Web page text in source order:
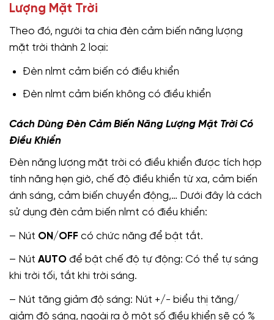
Lượng Mặt Trời
Theo đó, người ta chia đèn cảm biến năng lượng
mặt trời thành 2 loại:
Đèn nlmt cảm biến có điều khiển
Đèn nlmt cảm biến không có điều khiển
Cách Dùng Đèn Cảm Biến Năng Lượng Mặt Trời Có
Điều Khiển
Đèn năng lượng mặt trời có điều khiển được tích hợp
tính năng hẹn giờ, chế độ điều khiển từ xa, cảm biến
ánh sáng, cảm biến chuyển động,… Dưới đây là cách
sử dụng đèn cảm biến nlmt có điều khiển:
– Nút ON /OFF có chức năng để bật tắt.
– Nút AUTO để bật chế độ tự động: Có thể tự sáng
khi trời tối, tắt khi trời sáng.
– Nút tăng giảm độ sáng: Nút +/- biểu thị tăng/
giảm độ sáng, ngoài ra ở một số điều khiển sẽ có %